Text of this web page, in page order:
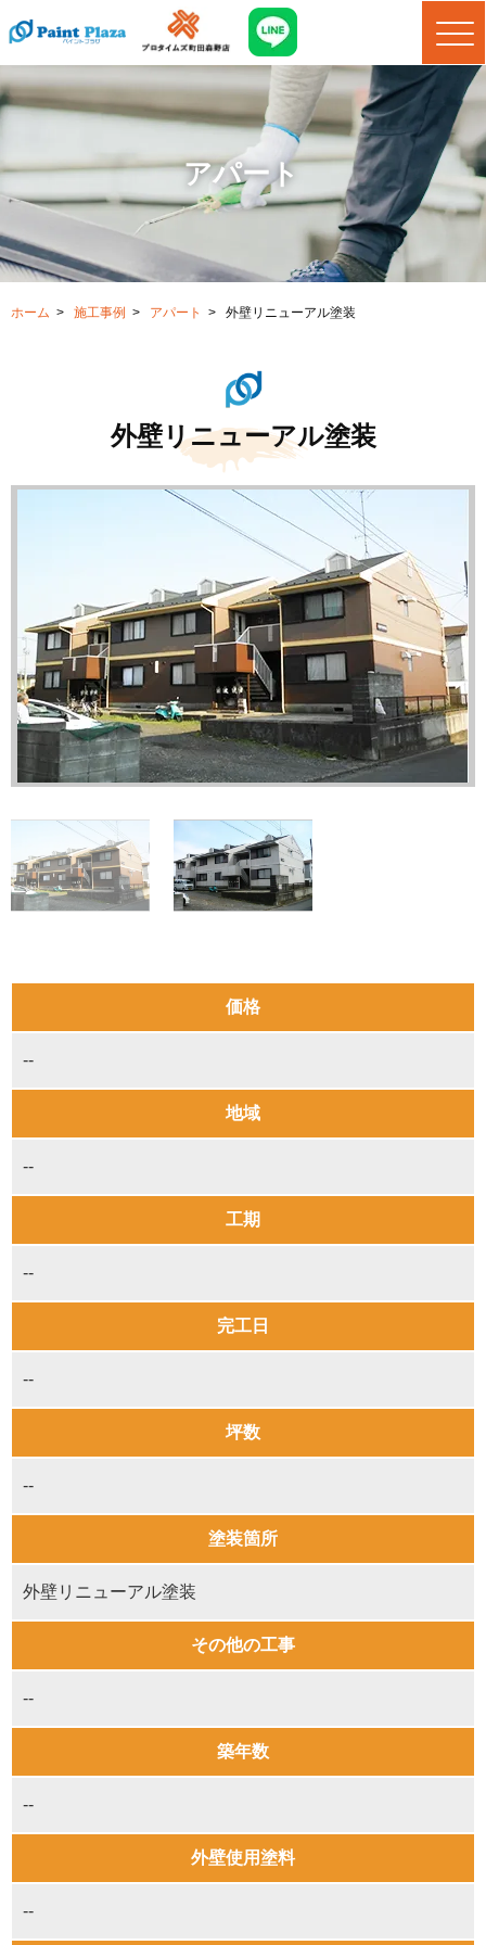
アパート
ホーム > 施工事例 > アパート > 外壁リニューアル塗装
外壁リニューアル塗装
価格
--
地域
--
工期
--
完工日
--
坪数
--
塗装箇所
外壁リニューアル塗装
その他の工事
--
築年数
--
外壁使用塗料
--